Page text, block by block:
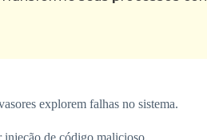
explorem falhas no sistema.